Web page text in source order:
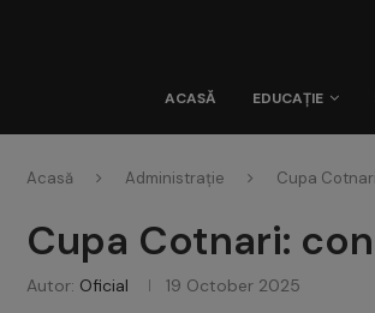
ACASĂ EDUCAȚIE
Acasă Administrație Cupa
Cupa Cotnari:
Autor: Oficial 19 October 2025